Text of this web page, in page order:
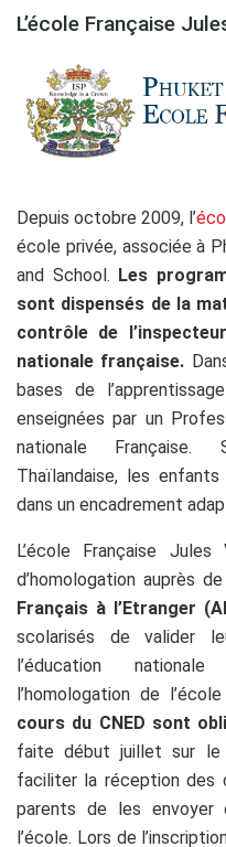
L’école Française
Depuis octobre 2009, l’
école privée, associée à
and School. Les
sont dispensés de la
contrôle de
nationale française.
bases de
enseignées par un
nationale Française.
Thaïlandaise, les
dans un encadrement
L’école Française
d’homologation auprès de
Français à l’Etranger
scolarisés de valider
l’éducation
l’homologation de
cours du CNED sont
faite début juillet sur le
faciliter la réception des
parents de les envoyer
l’école. Lors de